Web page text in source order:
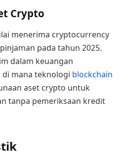
Crypto
menerima cryptocurrency
pada tahun 2025.
dalam keuangan
di mana teknologi blockchain
aset crypto untuk
tanpa pemeriksaan kredit